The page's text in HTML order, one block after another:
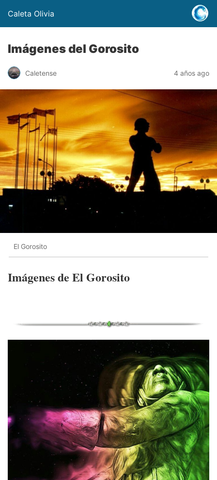
Caleta Olivia
Imágenes del Gorosito
Caletense 4 años ago
El Gorosito
Imágenes de El Gorosito